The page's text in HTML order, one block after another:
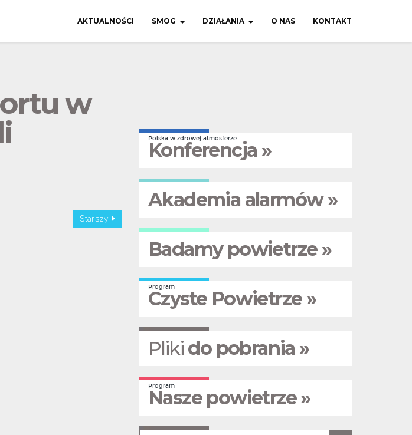
AKTUALNOŚCI SMOG DZIAŁANIA O NAS KONTAKT
w
Starszy
Polska w zdrowej atmosferze
Konferencja »
Akademia alarmów »
Badamy powietrze »
Program
Czyste Powietrze »
Pliki do pobrania »
Program
Nasze powietrze »